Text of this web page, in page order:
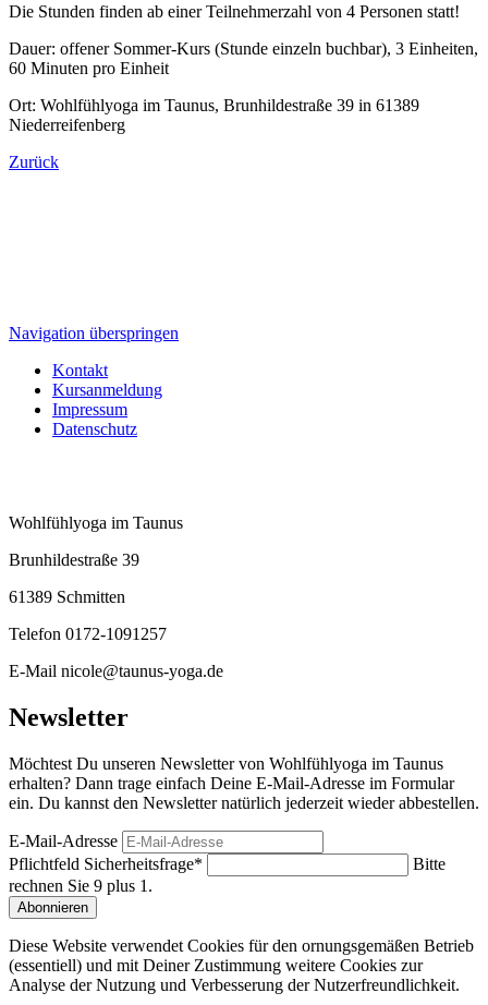
Die Stunden finden ab einer Teilnehmerzahl von 4 Personen statt!
Dauer: offener Sommer-Kurs (Stunde einzeln buchbar), 3 Einheiten,
60 Minuten pro Einheit
Ort: Wohlfühlyoga im Taunus, Brunhildestraße 39 in 61389
Niederreifenberg
Zurück
Datenschutz
Wohlfühlyoga im Taunus
Telefon 0172-1091257
Möchtest Du unseren Newsletter von Wohlfühlyoga im Taunus
erhalten? Dann trage einfach Deine E-Mail-Adresse im Formular
ein. Du kannst den Newsletter natürlich jederzeit wieder abbestellen.
PflichtfeldSicherheitsfrage*
Bitte
rechnen Sie 9 plus 1.
Abonnieren
Diese Website verwendet Cookies für den ornungsgemäßen Betrieb
(essentiell) und mit Deiner Zustimmung weitere Cookies zur
Analyse der Nutzung und Verbesserung der Nutzerfreundlichkeit.
Details einblendenfür Analytics Details ausblendenfür Analytics
Matomo Analytics